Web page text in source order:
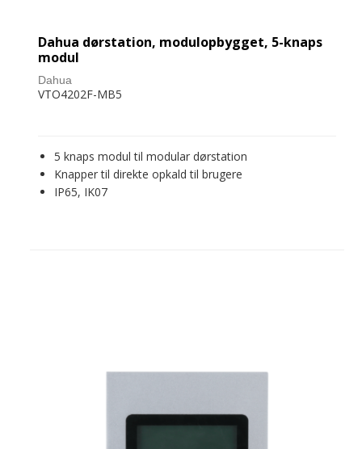
Dahua dørstation, modulopbygget, 5-knaps
modul
Dahua
VTO4202F-MB5
5 knaps modul til modular dørstation
Knapper til direkte opkald til brugere
IP65, IK07